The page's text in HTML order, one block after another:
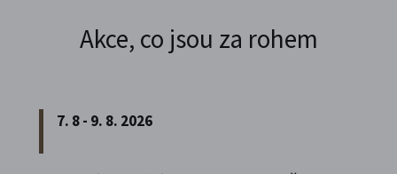
Akce, co jsou za rohem
7. 8 - 9. 8. 2026